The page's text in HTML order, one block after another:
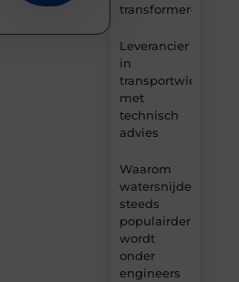
transformeren
Leverancier
in
transportwielen
met
technisch
advies
Waarom
watersnijden
steeds
populairder
wordt
onder
engineers